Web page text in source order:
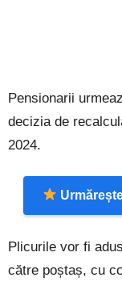
Pensionarii
decizia de
2024.
Plicurile vor fi
către poștaș, cu